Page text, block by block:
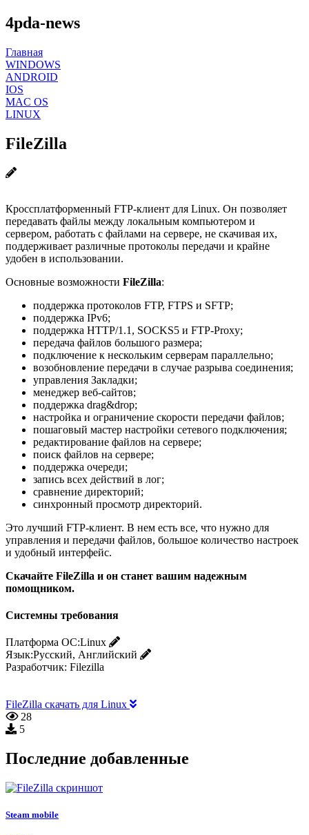
4pda-news
Главная
WINDOWS
ANDROID
IOS
MAC OS
LINUX
FileZilla
Кроссплатформенный FTP-клиент для Linux. Он позволяет
передавать файлы между локальным компьютером и
сервером, работать с файлами на сервере, не скачивая их,
поддерживает различные протоколы передачи и крайне
удобен в использовании.
Основные возможности FileZilla:
поддержка протоколов FTP, FTPS и SFTP;
поддержка IPv6;
поддержка HTTP/1.1, SOCKS5 и FTP-Proxy;
передача файлов большого размера;
подключение к нескольким серверам параллельно;
возобновление передачи в случае разрыва соединения;
управления Закладки;
менеджер веб-сайтов;
поддержка drag&drop;
настройка и ограничение скорости передачи файлов;
пошаговый мастер настройки сетевого подключения;
редактирование файлов на сервере;
поиск файлов на сервере;
поддержка очереди;
запись всех действий в лог;
сравнение директорий;
синхронный просмотр директорий.
Это лучший FTP-клиент. В нем есть все, что нужно для
управления и передачи файлов, большое количество настроек
и удобный интерфейс.
Скачайте FileZilla и он станет вашим надежным
помощником.
Системны требования
Платформа ОС:Linux
Язык:Русский, Английский
Разработчик: Filezilla
FileZilla скачать для Linux
28
5
Последние добавленные
Steam mobile